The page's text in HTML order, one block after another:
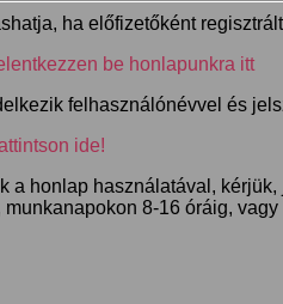
ha előfizetőként
be honlapunkra itt
felhasználónévvel és
ide!
a honlap használatával,
munkanapokon 8-16 óráig,